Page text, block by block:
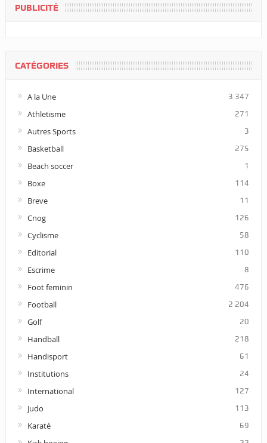
PUBLICITÉ
CATÉGORIES
A la Une 3 347
Athletisme 271
Autres Sports 3
Basketball 275
Beach soccer 1
Boxe 114
Breve 11
Cnog 126
Cyclisme 58
Editorial 110
Escrime 8
Foot feminin 476
Football 2 204
Golf 20
Handball 218
Handisport 61
Institutions 24
International 127
Judo 113
Karaté 69